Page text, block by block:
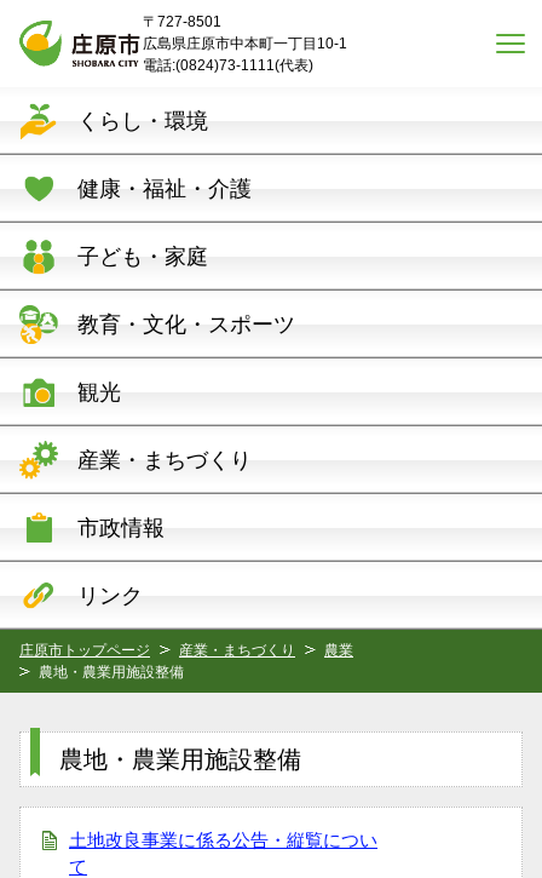
〒727-8501
広島県庄原市中本町一丁目10-1
電話:(0824)73-1111(代表)
くらし・環境
健康・福祉・介護
子ども・家庭
教育・文化・スポーツ
観光
産業・まちづくり
市政情報
リンク
庄原市トップページ 産業・まちづくり
農業
農地・農業用施設整備
農地・農業用施設整備
土地改良事業に係る公告・縦覧につい
て